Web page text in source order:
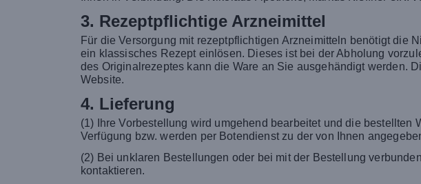
3. Rezeptpflichtige Arzneimittel
Für die Versorgung mit rezeptpflichtigen Arzneimitteln benötigt die
ein klassisches Rezept einlösen. Dieses ist bei der Abholung
des Originalrezeptes kann die Ware an Sie ausgehändigt werden.
Website.
4. Lieferung
(1) Ihre Vorbestellung wird umgehend bearbeitet und die
Verfügung bzw. werden per Botendienst zu der von Ihnen
(2) Bei unklaren Bestellungen oder bei mit der Bestellung
kontaktieren.